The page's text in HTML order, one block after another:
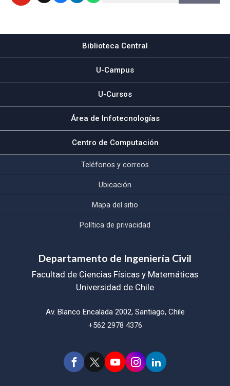
Biblioteca Central
U-Campus
U-Cursos
Área de Infotecnologías
Centro de Computación
Teléfonos y correos
Ubicación
Mapa del sitio
Política de privacidad
Departamento de Ingeniería Civil
Facultad de Ciencias Físicas y Matemáticas
Universidad de Chile
Av. Blanco Encalada 2002, Santiago, Chile
+562 2978 4376